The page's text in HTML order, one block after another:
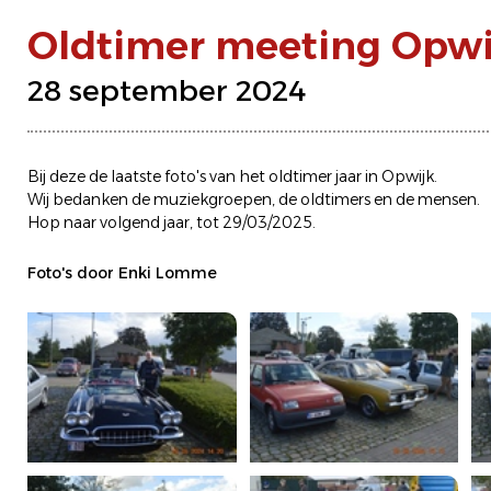
Oldtimer meeting
28 september 2024
Bij deze de laatste foto's van het oldtimer jaar in Opwijk.
Wij bedanken de muziekgroepen, de oldtimers en de mensen.
Hop naar volgend jaar, tot 29/03/2025.
Foto's door Enki Lomme